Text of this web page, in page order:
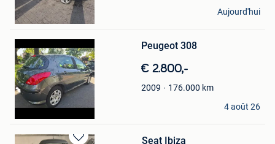
Mohamed Sheik
Schaerbeek
Aujourd'hui
Sauvegarder
Mes
Favoris
Peugeot 308
€ 2.800,-
2009 176.000 km
Lucie
4 août 26
Seat Ibiza